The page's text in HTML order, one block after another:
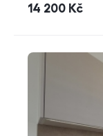
cena
14 200 Kč